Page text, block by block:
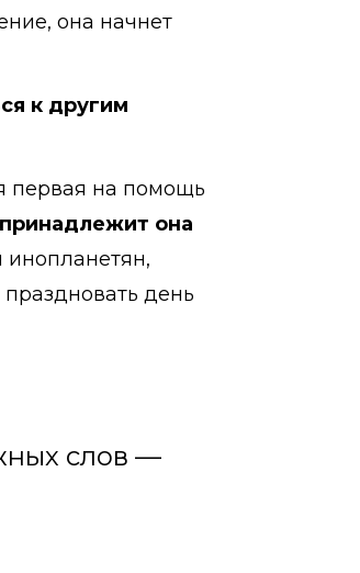
она начнет
к другим
первая на помощь
принадлежит она
инопланетян,
день
слов —